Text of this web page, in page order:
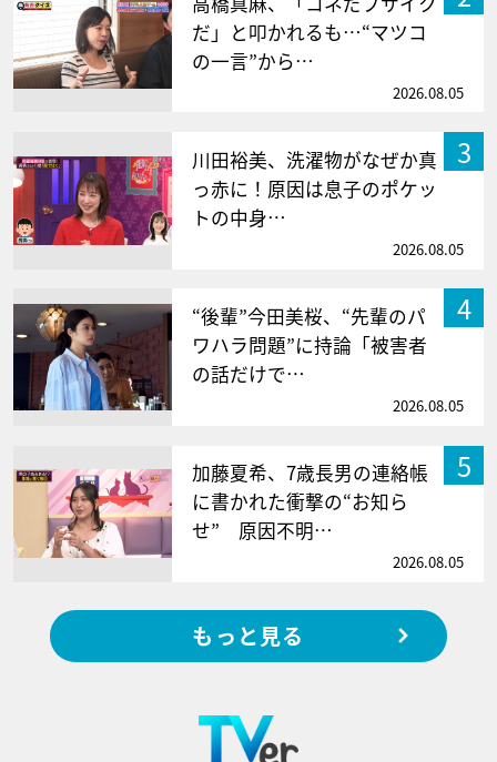
だ」と叩かれるも…“マツコ
の一言”から…
2026.08.05
3
川田裕美、洗濯物がなぜか真
っ赤に！原因は息子のポケッ
トの中身…
2026.08.05
4
“後輩”今田美桜、“先輩のパ
ワハラ問題”に持論「被害者
の話だけで…
2026.08.05
5
加藤夏希、7歳長男の連絡帳
に書かれた衝撃の“お知ら
せ” 原因不明…
2026.08.05
もっと見る